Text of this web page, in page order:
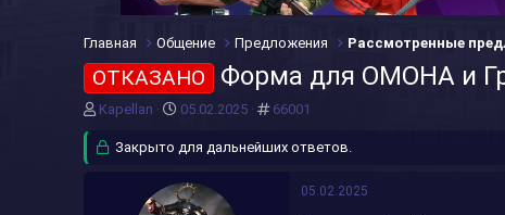
Главная Общение Предложения Рассмотренные
ОТКАЗАНО Форма для ОМОНА и
А
т
Kapellan
Д
т
н
а
05.02.2025 #
66001
Закрыто для дальнейших ответов.
05.02.2025